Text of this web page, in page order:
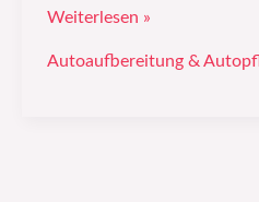
Weiterlesen »
Autoaufbereitung &